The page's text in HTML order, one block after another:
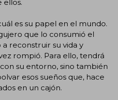
ellos.
es su papel en el mundo.
que lo consumió el
a reconstruir su vida y
rompió. Para ello, tendrá
su entorno, sino también
esos sueños que, hace
en un cajón.